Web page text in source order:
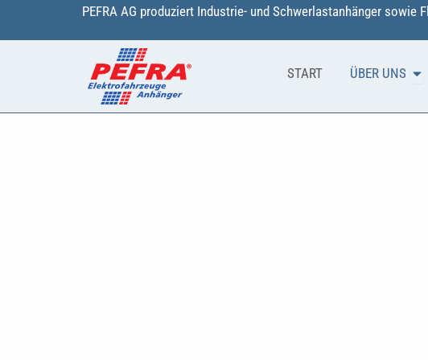
PEFRA AG produziert Industrie- und Schwerlastanhänger sowie
START ÜBER UNS